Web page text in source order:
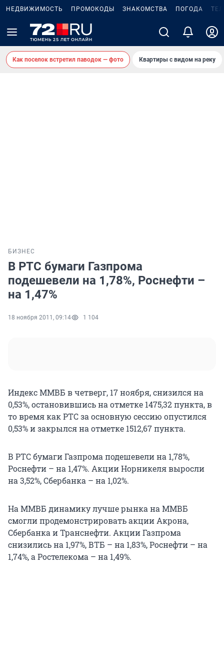
НЕДВИЖИМОСТЬ ПРОМОКОДЫ ЗНАКОМСТВА ПОГОДА
Как поселок встретил паводок — фото Квартиры с видом на реку
БИЗНЕС
В РТС бумаги Газпрома
подешевели на 1,78%, Роснефти –
на 1,47%
18 ноября 2011, 09:14 1 104
Индекс ММВБ в четверг, 17 ноября, снизился на
0,53%, остановившись на отметке 1475,32 пункта, в
то время как РТС за основную сессию опустился
0,53% и закрылся на отметке 1512,67 пункта.
В РТС бумаги Газпрома подешевели на 1,78%,
Роснефти – на 1,47%. Акции Норникеля выросли
на 3,52%, Сбербанка – на 1,02%.
На ММВБ динамику лучше рынка на ММВБ
смогли продемонстрировать акции Акрона,
Сбербанка и Транснефти. Акции Газпрома
снизились на 1,97%, ВТБ – на 1,83%, Роснефти – на
1,74%, а Ростелекома – на 1,49%.